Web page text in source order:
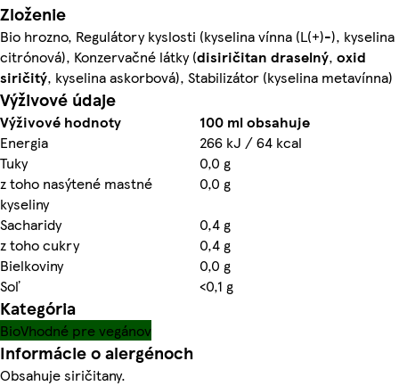
Zloženie
Bio hrozno, Regulátory kyslosti (kyselina vínna (L(+)-), kyselina
citrónová), Konzervačné látky (disiričitan draselný, oxid
siričitý, kyselina askorbová), Stabilizátor (kyselina metavínna)
Výživové údaje
Výživové hodnoty
100 ml obsahuje
Energia
266 kJ / 64 kcal
Tuky
0,0 g
z toho nasýtené mastné
kyseliny
0,0 g
Sacharidy
0,4 g
z toho cukry
0,4 g
Bielkoviny
0,0 g
Soľ
<0,1 g
Kategória
BioVhodné pre vegánov
Informácie o alergénoch
Obsahuje siričitany.